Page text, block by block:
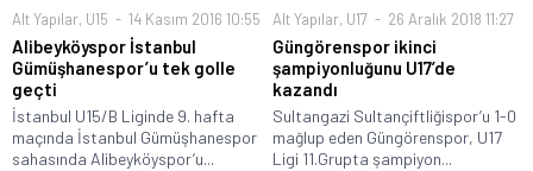
Alt Yapılar, U15 14 Kasım 2016 10:55
Alibeyköyspor İstanbul
Gümüşhanespor’u tek golle
geçti
İstanbul U15/B Liginde 9. hafta
maçında İstanbul Gümüşhanespor
sahasında Alibeyköyspor’u...
Alt Yapılar, U17 26 Aralık 2018 11:27
Güngörenspor ikinci
şampiyonluğunu U17’de
kazandı
Sultangazi Sultançiftliğispor’u 1-0
mağlup eden Güngörenspor, U17
Ligi 11.Grupta şampiyon...